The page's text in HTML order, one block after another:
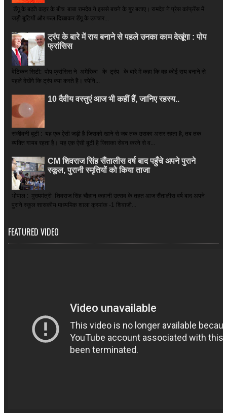
डेंगू के बढ़ते कहर के बीच बाबा रामदेव ने इससे बचने के गुर बताए। रामदेव ने प्रेस कांफ्रेंस में
जड़ी बूटियों और फल दिखाकर डेंगू के उपचार...
ट्रंप के बारे में राय बनाने से पहले उनका काम देखूंगा : पोप
फ्रांसिस
वेटिकन सिटी: पोप फ्रांसिस ने अमेरिका के ट्रंप के बारे में कहा कि वह कोई राय बनाने से
पहले देखेंगे कि ट्रंप क्या करते हैं। स्पेनि...
10 दैवीय वस्तुएं आज भी कहीं हैं, जानिए रहस्य..
संजीवनी बूटी : यह एक ऐसी जड़ी है जिसको खाने से जब तक उसका असर रहता है, तब तक
व्यक्ति गायब रहता है। यह एक ऐसी बूटी है जिसका सेवन करने से व...
CM शिवराज सिंह सैंतालीस वर्ष बाद पहुँचे अपने पुराने
स्कूल, पुरानी स्मृतियों को किया ताजा
भोपाल : मुख्यमंत्री शिवराज सिंह चौहान कहानी उत्सव के तहत आज सैंतालीस वर्ष बाद अपने
पुराने स्कूल शासकीय माध्यमिक शाला क्रमांक -1 शिवाजी...
FEATURED VIDEO